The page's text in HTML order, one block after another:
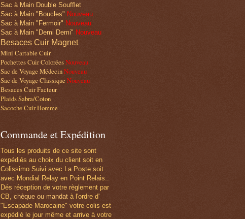
Sac à Main Double Soufflet
Sac à Main "Boucles" Nouveau
Sac à Main "Fermoir" Nouveau
Sac à Main "Demi Demi" Nouveau
Besaces Cuir Magnet
Mini Cartable Cuir
Pochettes Cuir ColoréesNouveau
Sac de Voyage MédecinNouveau
Sac de Voyage Classique Nouveau
Besaces Cuir Facteur
Plaids Sabra/Coton
Sacoche Cuir Homme
Commande et Expédition
Tous les produits de ce site sont
expédiés au choix du client soit en
Colissimo Suivi avec La Poste soit
avec Mondial Relay en Point Relais..
Dés réception de votre règlement par
CB, chèque ou mandat à l'ordre d'
"Escapade Marocaine" votre colis est
expédié le jour même et arrive à votre